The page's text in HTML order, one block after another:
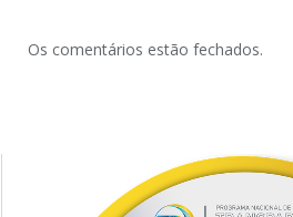
Os comentários estão fechados.